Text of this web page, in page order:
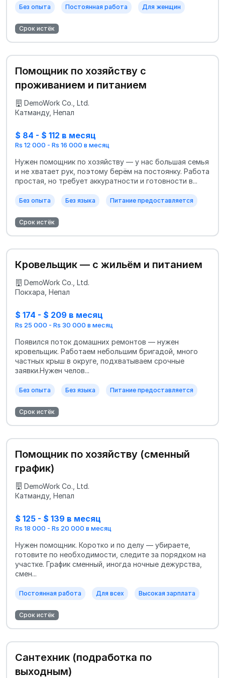
Без опыта Постоянная работа Для женщин
Срок истёк
Помощник по хозяйству с
проживанием и питанием
DemoWork Co., Ltd.
Катманду, Непал
$ 84 - $ 112 в месяц
Rs 12 000 - Rs 16 000 в месяц
Нужен помощник по хозяйству — у нас большая семья
и не хватает рук, поэтому берём на постоянку. Работа
простая, но требует аккуратности и готовности в...
Без опыта Без языка Питание предоставляется
Срок истёк
Кровельщик — с жильём и питанием
DemoWork Co., Ltd.
Покхара, Непал
$ 174 - $ 209 в месяц
Rs 25 000 - Rs 30 000 в месяц
Появился поток домашних ремонтов — нужен
кровельщик. Работаем небольшим бригадой, много
частных крыш в округе, подхватываем срочные
заявки.Нужен челов...
Без опыта Без языка Питание предоставляется
Срок истёк
Помощник по хозяйству (сменный
график)
DemoWork Co., Ltd.
Катманду, Непал
$ 125 - $ 139 в месяц
Rs 18 000 - Rs 20 000 в месяц
Нужен помощник. Коротко и по делу — убираете,
готовите по необходимости, следите за порядком на
участке. График сменный, иногда ночные дежурства,
смен...
Постоянная работа Для всех Высокая зарплата
Срок истёк
Сантехник (подработка по
выходным)